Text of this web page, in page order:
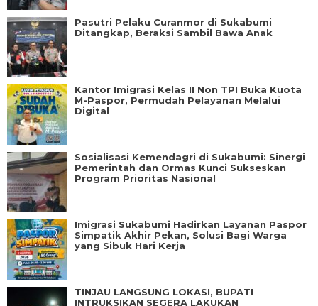
Pasutri Pelaku Curanmor di Sukabumi
Ditangkap, Beraksi Sambil Bawa Anak
Kantor Imigrasi Kelas II Non TPI Buka Kuota
M-Paspor, Permudah Pelayanan Melalui
Digital
Sosialisasi Kemendagri di Sukabumi: Sinergi
Pemerintah dan Ormas Kunci Sukseskan
Program Prioritas Nasional
Imigrasi Sukabumi Hadirkan Layanan Paspor
Simpatik Akhir Pekan, Solusi Bagi Warga
yang Sibuk Hari Kerja
TINJAU LANGSUNG LOKASI, BUPATI
INTRUKSIKAN SEGERA LAKUKAN